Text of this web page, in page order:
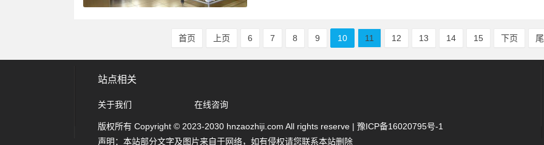
首页 上页 6 7 8 9 10 11 12 13 14 15 下页
站点相关
关于我们 在线咨询
版权所有 Copyright © 2023-2030 hnzaozhiji.com All rights reserve | 豫ICP备16020795号-1
声明：本站部分文字及图片来自于网络，如有侵权请您联系本站删除